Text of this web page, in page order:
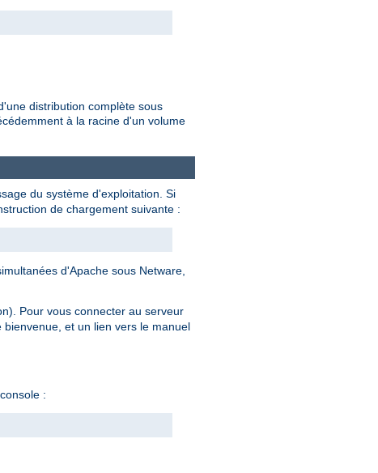
distribution complète sous
à la racine d'un volume
du système d'exploitation. Si
de chargement suivante :
d'Apache sous Netware,
Pour vous connecter au serveur
et un lien vers le manuel
: